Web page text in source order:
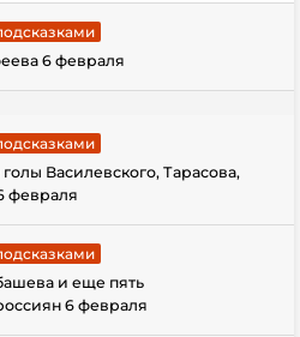
6 февраля
Василевского, Тарасова,
февраля
и еще пять
6 февраля